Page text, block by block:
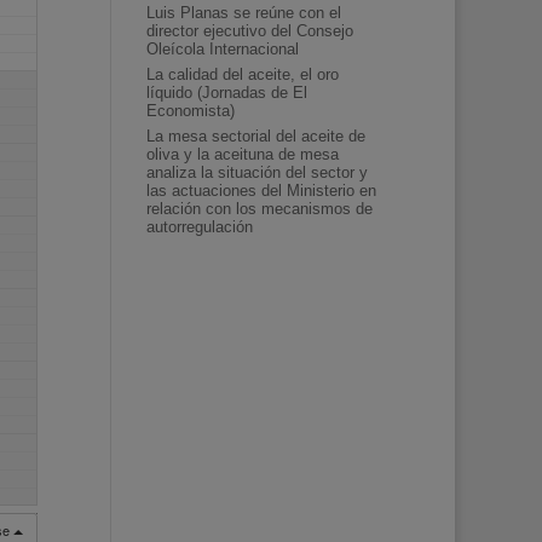
Luis Planas se reúne con el
director ejecutivo del Consejo
Oleícola Internacional
La calidad del aceite, el oro
líquido (Jornadas de El
Economista)
La mesa sectorial del aceite de
oliva y la aceituna de mesa
analiza la situación del sector y
las actuaciones del Ministerio en
relación con los mecanismos de
autorregulación